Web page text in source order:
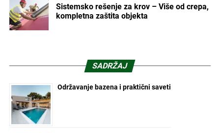
Sistemsko rešenje za krov – Više od crepa,
kompletna zaštita objekta
SADRŽAJ
Održavanje bazena i praktični saveti